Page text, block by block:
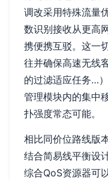
调改采用特殊流量
数识别接收从更高
携便携互驳。这一
往并确保高速无线
的过滤适应任务…
管理模块内的集中
扑强度常态可能。
相比同价位路线版
结合简易线平衡设
综合QoS资源器可